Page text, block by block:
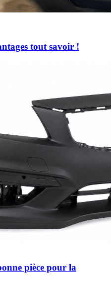
tout savoir !
pièce pour la